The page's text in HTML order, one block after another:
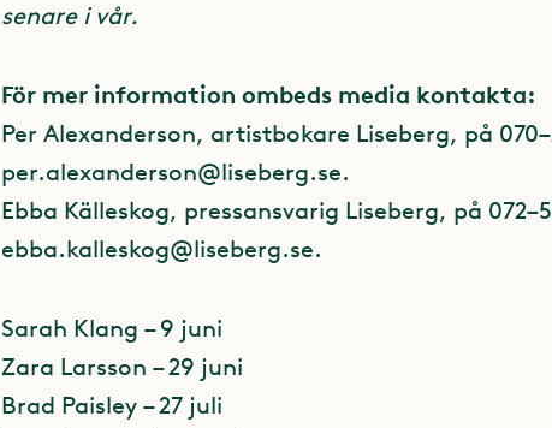
senare i vår.
För mer information ombeds media kontakta:
Per Alexanderson, artistbokare Liseberg, på
per.alexanderson@liseberg.se.
Ebba Källeskog, pressansvarig Liseberg, på
ebba.kalleskog@liseberg.se.
Sarah Klang – 9 juni
Zara Larsson – 29 juni
Brad Paisley – 27 juli